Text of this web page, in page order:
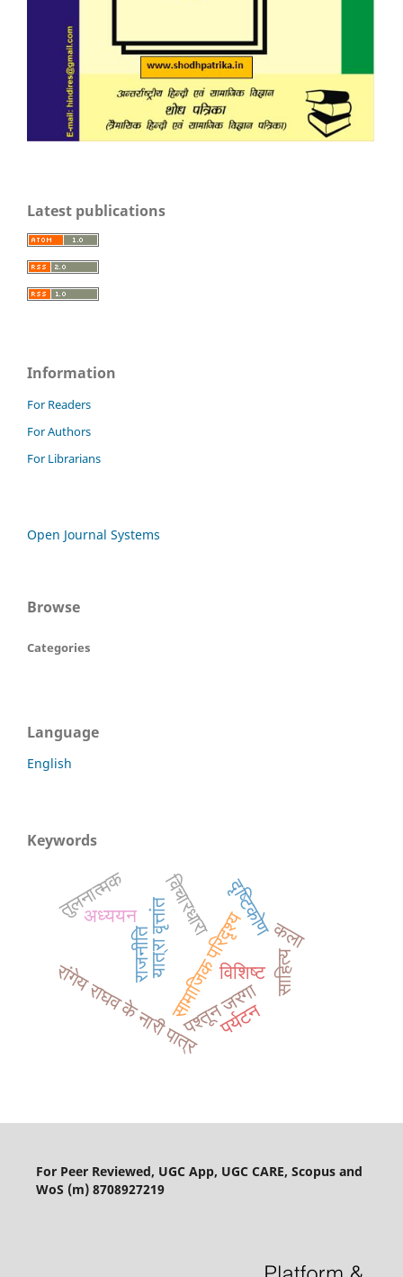
Latest publications
Information
For Readers
For Authors
For Librarians
Open Journal Systems
Browse
Categories
Language
English
Keywords
पश्तून जरगा
राजनीति साहित्य
पर्यटन
कला
यात्रा वृत्तांत
रांगेय राघव के नारी पात्रसामाजिक परिदृश्य
अध्ययन दृष्टिकोण
विशिष्ट
विचारधारा
तुलनात्मक
For Peer Reviewed, UGC App, UGC CARE, Scopus and
WoS (m) 8708927219